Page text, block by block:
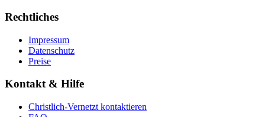
Rechtliches
Impressum
Datenschutz
Preise
Kontakt & Hilfe
Christlich-Vernetzt kontaktieren